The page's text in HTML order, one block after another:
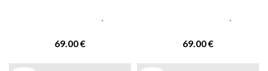
,
69.00€
,
69.00€